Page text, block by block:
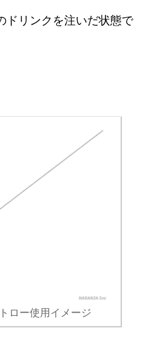
ドリンクを注いだ状態で
ロー使用イメージ